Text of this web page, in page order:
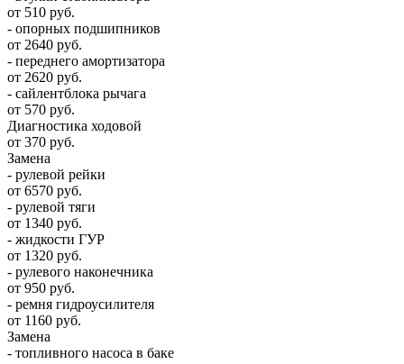
от 510 руб.
- опорных подшипников
от 2640 руб.
- переднего амортизатора
от 2620 руб.
- сайлентблока рычага
от 570 руб.
Диагностика ходовой
от 370 руб.
Замена
- рулевой рейки
от 6570 руб.
- рулевой тяги
от 1340 руб.
- жидкости ГУР
от 1320 руб.
- рулевого наконечника
от 950 руб.
- ремня гидроусилителя
от 1160 руб.
Замена
- топливного насоса в баке